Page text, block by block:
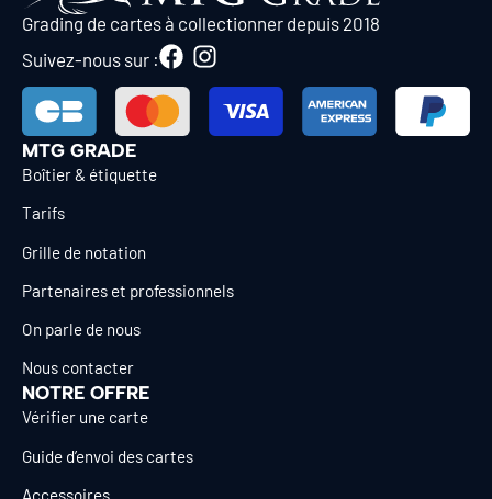
Grading de cartes à collectionner depuis 2018
Suivez-nous sur :
MTG GRADE
Boîtier & étiquette
Tarifs
Grille de notation
Partenaires et professionnels
On parle de nous
Nous contacter
NOTRE OFFRE
Vérifier une carte
Guide d’envoi des cartes
Accessoires